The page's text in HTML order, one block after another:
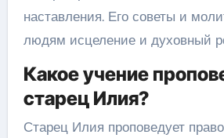
наставления. Его советы и
людям исцеление и духовный
Какое учение
старец Илия?
Старец Илия проповедует